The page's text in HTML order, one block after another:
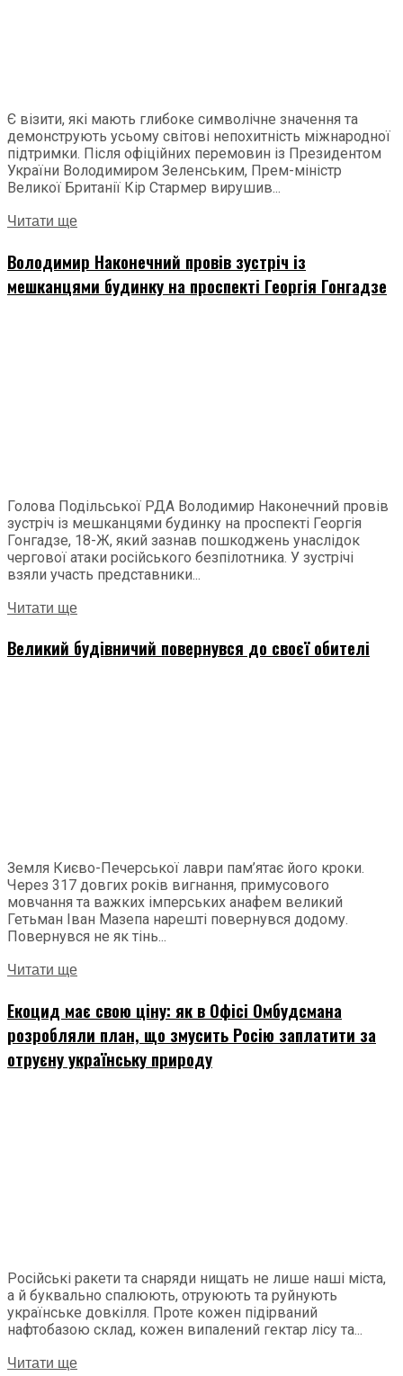
Є візити, які мають глибоке символічне значення та
демонструють усьому світові непохитність міжнародної
підтримки. Після офіційних перемовин із Президентом
України Володимиром Зеленським, Прем-міністр
Великої Британії Кір Стармер вирушив...
Читати ще
Володимир Наконечний провів зустріч із
мешканцями будинку на проспекті Георгія Гонгадзе
Голова Подільської РДА Володимир Наконечний провів
зустріч із мешканцями будинку на проспекті Георгія
Гонгадзе, 18-Ж, який зазнав пошкоджень унаслідок
чергової атаки російського безпілотника. У зустрічі
взяли участь представники...
Читати ще
Великий будівничий повернувся до своєї обителі
Земля Києво-Печерської лаври пам’ятає його кроки.
Через 317 довгих років вигнання, примусового
мовчання та важких імперських анафем великий
Гетьман Іван Мазепа нарешті повернувся додому.
Повернувся не як тінь...
Читати ще
Екоцид має свою ціну: як в Офісі Омбудсмана
розробляли план, що змусить Росію заплатити за
отруєну українську природу
Російські ракети та снаряди нищать не лише наші міста,
а й буквально спалюють, отруюють та руйнують
українське довкілля. Проте кожен підірваний
нафтобазою склад, кожен випалений гектар лісу та...
Читати ще